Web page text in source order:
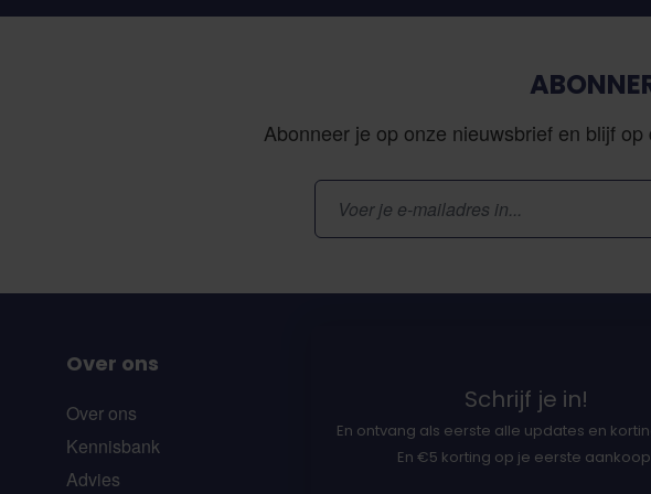
Abonneer je op onze nieuwsbrief en blijf
E-mailadres
Over ons
Over ons
Kennisbank
Advies
Vacatures
Bestellen en
Schrijf je in!
En ontvang als eerste alle updates en
En €5 korting op je eerste